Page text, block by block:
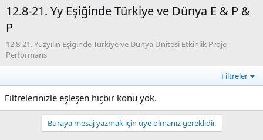
12.8-21. Yy Eşiğinde Türkiye ve Dünya E & P &
P
12.8-21. Yüzyılın Eşiğinde Türkiye ve Dünya Ünitesi Etkinlik Proje
Performans
Filtreler
Filtrelerinizle eşleşen hiçbir konu yok.
Buraya mesaj yazmak için üye olmanız gereklidir.